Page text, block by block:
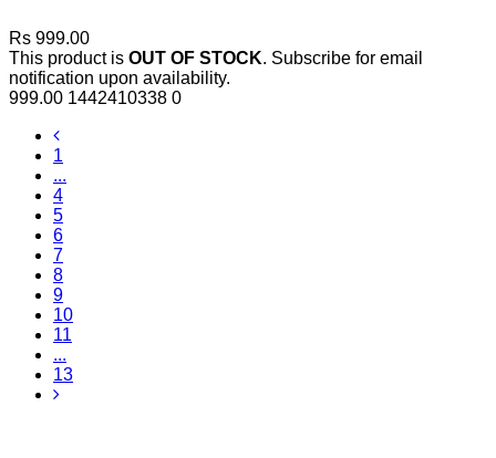
Rs 999.00
This product is OUT OF STOCK. Subscribe for email
notification upon availability.
999.00 1442410338 0
1
...
4
5
6
7
8
9
10
11
...
13